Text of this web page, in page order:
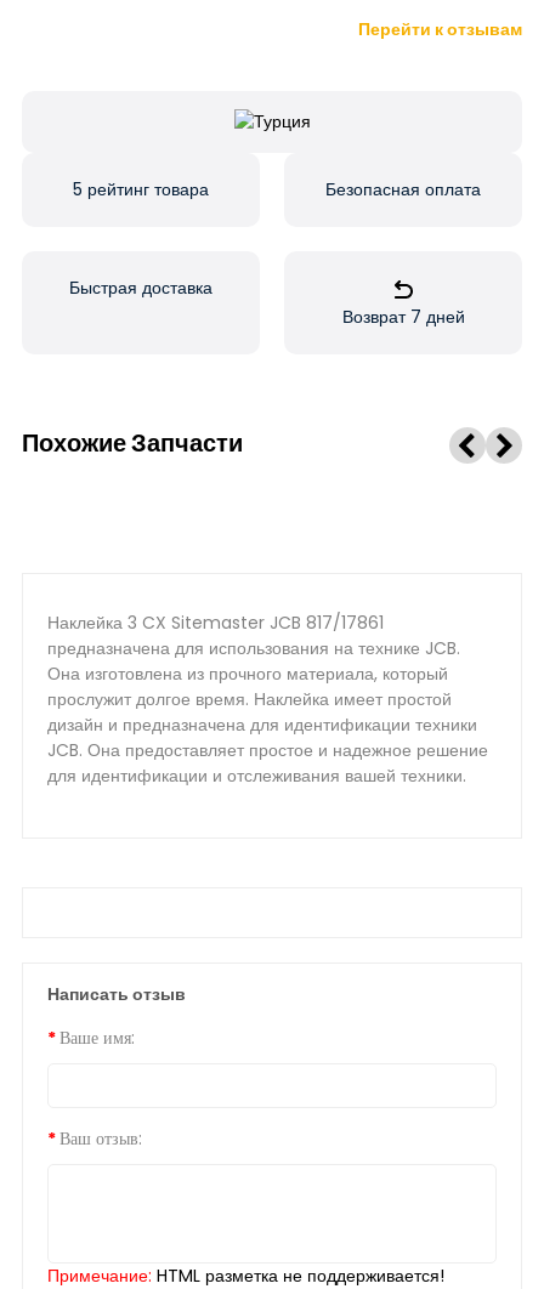
Перейти к отзывам
5 рейтинг товара Безопасная оплата
Быстрая доставка
Возврат 7 дней
Похожие Запчасти
Наклейка 3 CX Sitemaster JCB 817/17861
предназначена для использования на технике JCB.
Она изготовлена из прочного материала, который
прослужит долгое время. Наклейка имеет простой
дизайн и предназначена для идентификации техники
JCB. Она предоставляет простое и надежное решение
для идентификации и отслеживания вашей техники.
Написать отзыв
Ваше имя:
Ваш отзыв:
Примечание: HTML разметка не поддерживается!